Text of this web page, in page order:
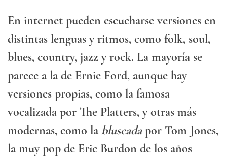
En internet pueden escucharse versiones en
distintas lenguas y ritmos, como folk, soul,
blues, country, jazz y rock. La mayoría se
parece a la de Ernie Ford, aunque hay
versiones propias, como la famosa
vocalizada por The Platters, y otras más
modernas, como la bluseadapor Tom Jones,
la muy pop de Eric Burdon de los años